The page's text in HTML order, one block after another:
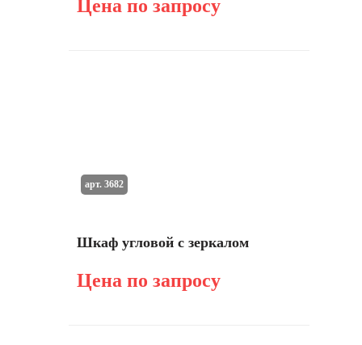
Цена по запросу
Шкаф угловой с зеркалом
Цена по запросу
арт. 3682